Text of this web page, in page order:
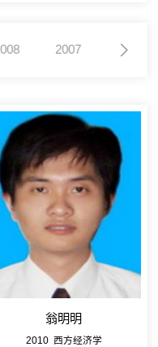
2007 2006
翁明明
2010 西方经济学